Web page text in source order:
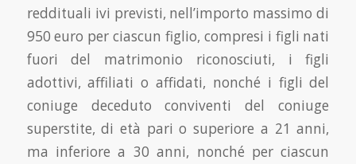
reddituali ivi previsti, nell’importo massimo di
950 euro per ciascun figlio, compresi i figli nati
fuori del matrimonio riconosciuti, i figli
adottivi, affiliati o affidati, nonché i figli del
coniuge deceduto conviventi del coniuge
superstite, di età pari o superiore a 21 anni,
ma inferiore a 30 anni, nonché per ciascun